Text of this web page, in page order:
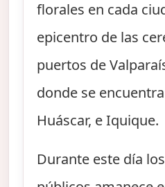
florales en cada
epicentro de las
puertos de
donde se
Huáscar, e Iquique.
Durante este día